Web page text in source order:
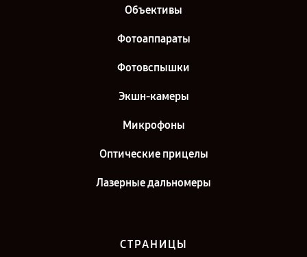
Объективы
Фотоаппараты
Фотовспышки
Экшн-камеры
Микрофоны
Оптические прицелы
Лазерные дальномеры
СТРАНИЦЫ